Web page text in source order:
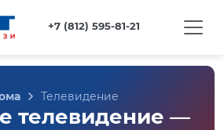
+7 (812) 595-81-21
Телевидение
телевидение —